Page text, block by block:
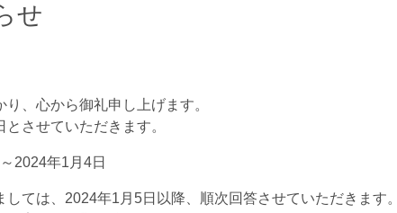
せ
、心から御礼申し上げます。
させていただきます。
2024年1月4日
ては、2024年1月5日以降、順次回答させていただきます。